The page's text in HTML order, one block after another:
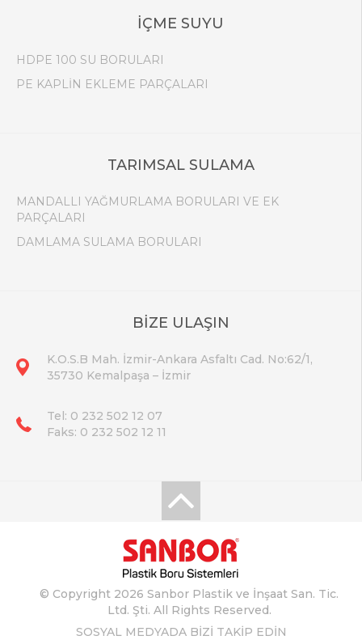
İÇME SUYU
HDPE 100 SU BORULARI
PE KAPLİN EKLEME PARÇALARI
TARIMSAL SULAMA
MANDALLI YAĞMURLAMA BORULARI VE EK
PARÇALARI
DAMLAMA SULAMA BORULARI
BİZE ULAŞIN
K.O.S.B Mah. İzmir-Ankara Asfaltı Cad. No:62/1,
35730 Kemalpaşa – İzmir
Tel: 0 232 502 12 07
Faks: 0 232 502 12 11
© Copyright 2026 Sanbor Plastik ve İnşaat San. Tic.
Ltd. Şti. All Rights Reserved.
SOSYAL MEDYADA BİZİ TAKİP EDİN